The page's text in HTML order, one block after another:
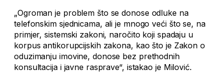
„Ogroman je problem što se donose odluke na
telefonskim sjednicama, ali je mnogo veći što se, na
primjer, sistemski zakoni, naročito koji spadaju u
korpus antikorupcijskih zakona, kao što je Zakon o
oduzimanju imovine, donose bez prethodnih
konsultacija i javne rasprave“, istakao je Milović.